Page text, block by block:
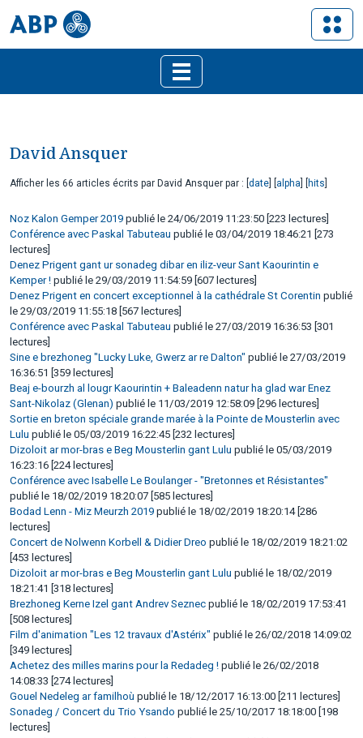
David Ansquer
Afficher les 66 articles écrits par David Ansquer par : [ date alpha hits
Noz Kalon Gemper 2019 publié le 24/06/2019 11:23:50 [223 lectures]
Conférence avec Paskal Tabuteau publié le 03/04/2019 18:46:21 [273
lectures]
Denez Prigent gant ur sonadeg dibar en iliz-veur Sant Kaourintin e
Kemper ! publié le 29/03/2019 11:54:59 [607 lectures]
Denez Prigent en concert exceptionnel à la cathédrale St Corentin publié
le 29/03/2019 11:55:18 [567 lectures]
Conférence avec Paskal Tabuteau publié le 27/03/2019 16:36:53 [301
lectures]
Sine e brezhoneg "Lucky Luke, Gwerz ar re Dalton" publié le 27/03/2019
16:36:51 [359 lectures]
Beaj e-bourzh al lougr Kaourintin + Baleadenn natur ha glad war Enez
Sant-Nikolaz (Glenan) publié le 11/03/2019 12:58:09 [296 lectures]
Sortie en breton spéciale grande marée à la Pointe de Mousterlin avec
Lulu publié le 05/03/2019 16:22:45 [232 lectures]
Dizoloit ar mor-bras e Beg Mousterlin gant Lulu publié le 05/03/2019
16:23:16 [224 lectures]
Conférence avec Isabelle Le Boulanger - "Bretonnes et Résistantes"
publié le 18/02/2019 18:20:07 [585 lectures]
Bodad Lenn - Miz Meurzh 2019 publié le 18/02/2019 18:20:14 [286
lectures]
Concert de Nolwenn Korbell & Didier Dreo publié le 18/02/2019 18:21:02
[453 lectures]
Dizoloit ar mor-bras e Beg Mousterlin gant Lulu publié le 18/02/2019
18:21:41 [318 lectures]
Brezhoneg Kerne Izel gant Andrev Seznec publié le 18/02/2019 17:53:41
[508 lectures]
Film d'animation "Les 12 travaux d'Astérix" publié le 26/02/2018 14:09:02
[349 lectures]
Achetez des milles marins pour la Redadeg ! publié le 26/02/2018
14:08:33 [274 lectures]
Gouel Nedeleg ar familhoù publié le 18/12/2017 16:13:00 [211 lectures]
Sonadeg / Concert du Trio Ysando publié le 25/10/2017 18:18:00 [198
lectures]